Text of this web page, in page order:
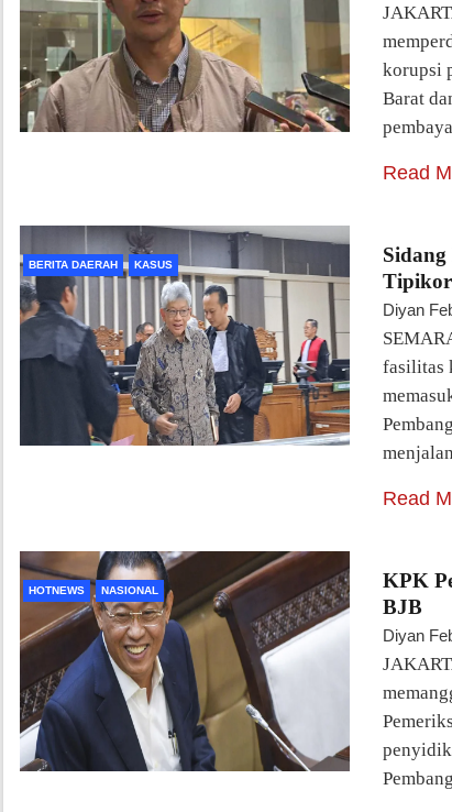
korupsi
Barat
Read
BERITA DAERAH KASUS
Tipikor
Diyan
fasilitas
Read
HOTNEWS NASIONAL
KPK
BJB
Diyan